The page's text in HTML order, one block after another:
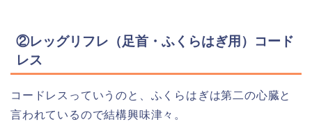
②レッグリフレ（足首・ふくらはぎ用）コード
レス
コードレスっていうのと、ふくらはぎは第二の心臓と
言われているので結構興味津々。